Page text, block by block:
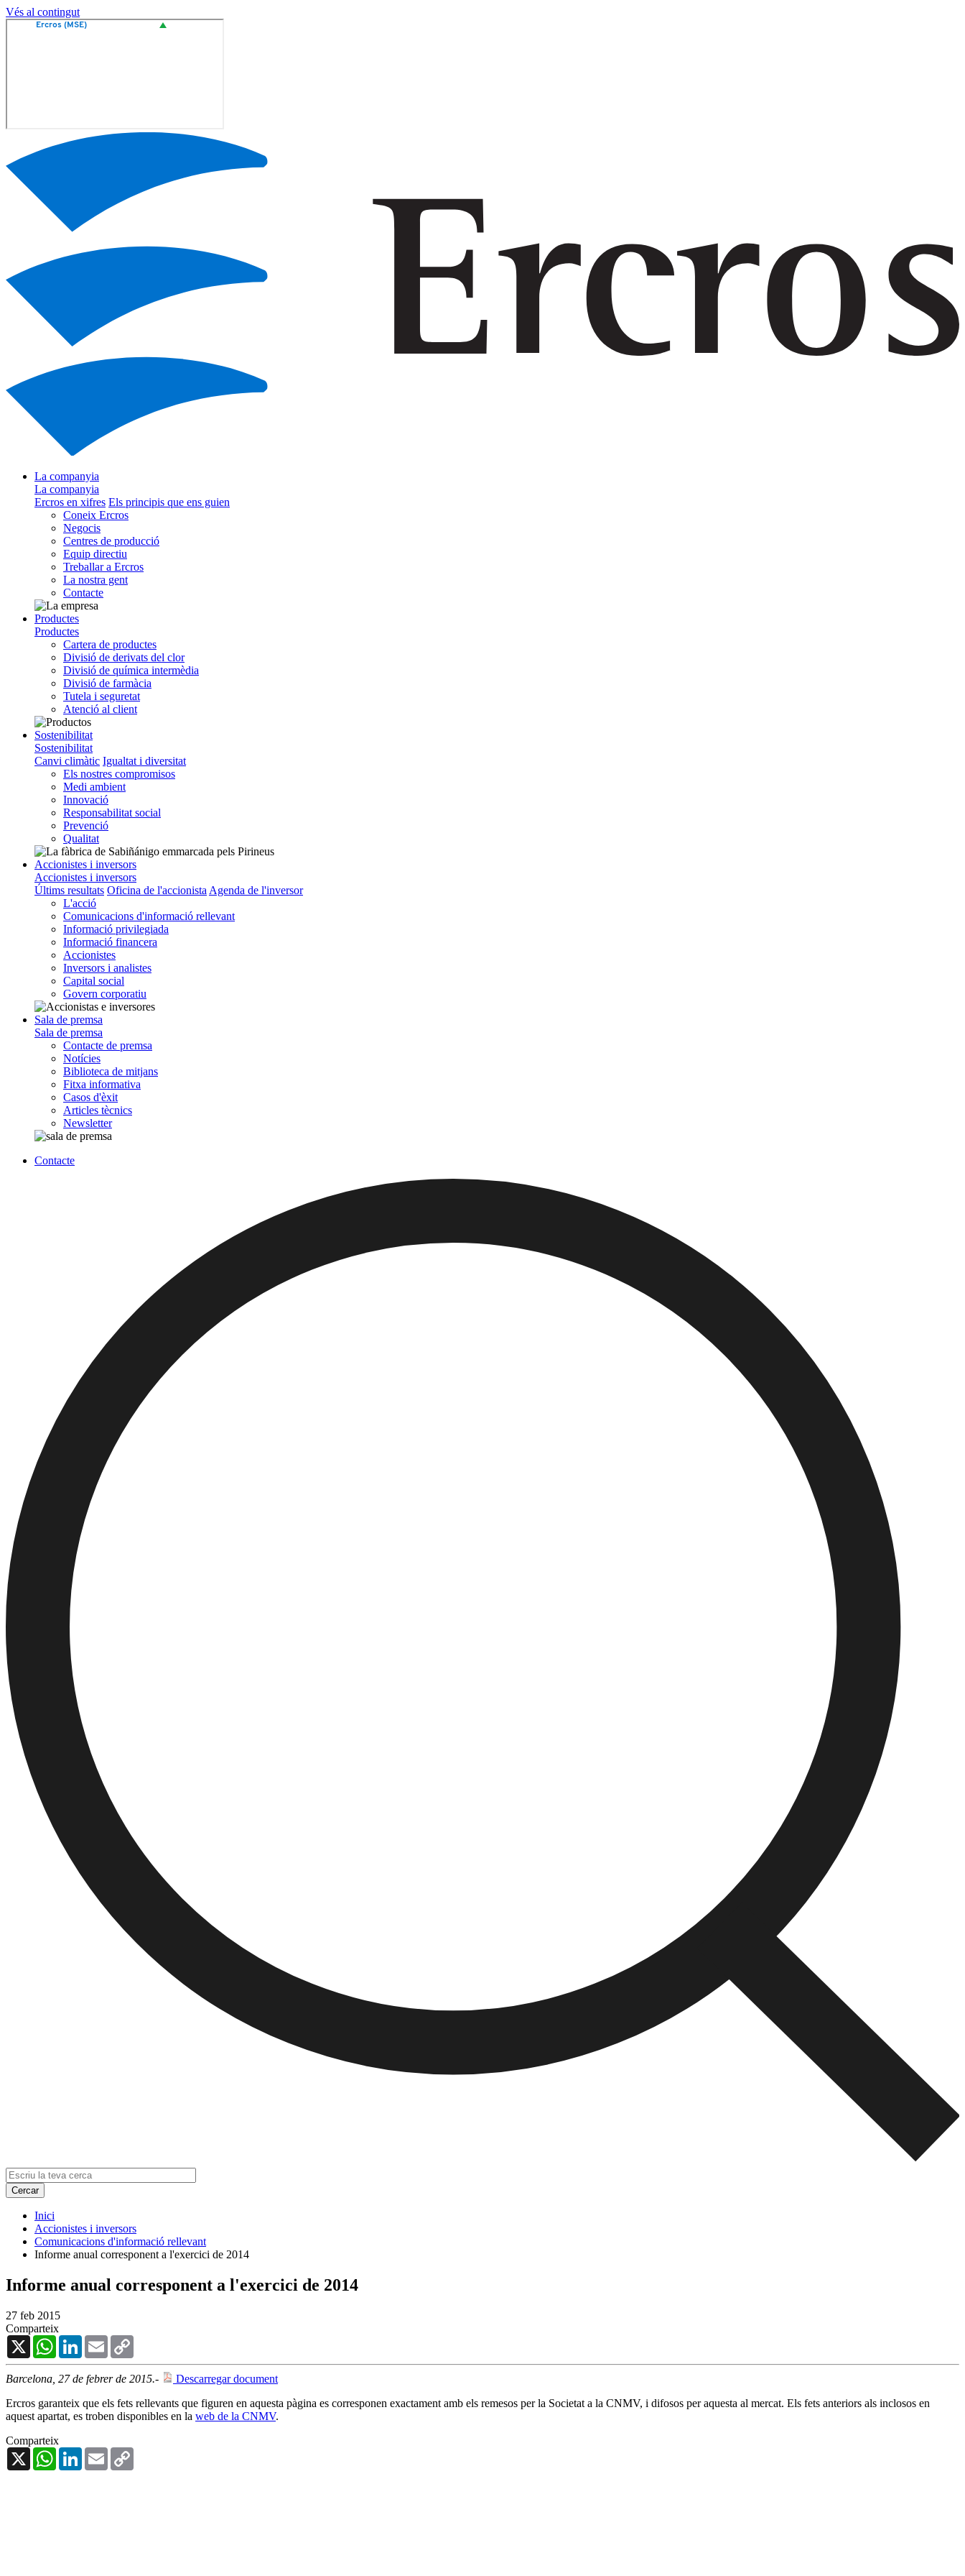
Vés al contingut
La companyia
La companyia
Ercros en xifres Els principis que ens guien
Coneix Ercros
Negocis
Centres de producció
Equip directiu
Treballar a Ercros
La nostra gent
Contacte
Productes
Productes
Cartera de productes
Divisió de derivats del clor
Divisió de química intermèdia
Divisió de farmàcia
Tutela i seguretat
Atenció al client
Sostenibilitat
Sostenibilitat
Canvi climàtic Igualtat i diversitat
Els nostres compromisos
Medi ambient
Innovació
Responsabilitat social
Prevenció
Qualitat
Accionistes i inversors
Accionistes i inversors
Últims resultats Oficina de l'accionista Agenda de l'inversor
L'acció
Comunicacions d'informació rellevant
Informació privilegiada
Informació financera
Accionistes
Inversors i analistes
Capital social
Govern corporatiu
Sala de premsa
Sala de premsa
Contacte de premsa
Notícies
Biblioteca de mitjans
Fitxa informativa
Casos d'èxit
Articles tècnics
Newsletter
Contacte
Inici
Accionistes i inversors
Comunicacions d'informació rellevant
Informe anual corresponent a l'exercici de 2014
Informe anual corresponent a l'exercici de 2014
27 feb 2015
Comparteix
X
WhatsAppLinkedInEmail
Barcelona, 27 de febrer de 2015.-
Descarregar document
Ercros garanteix que els fets rellevants que figuren en aquesta pàgina es corresponen exactament amb els remesos per la Societat a la CNMV, i difosos per aquesta al mercat. Els fets anteriors als inclosos en
aquest apartat, es troben disponibles en la web de la CNMV.
Comparteix
X
WhatsAppLinkedInEmail